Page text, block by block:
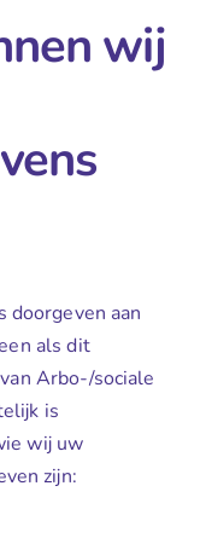
wij
doorgeven aan
als dit
Arbo-/sociale
is
wij uw
zijn: